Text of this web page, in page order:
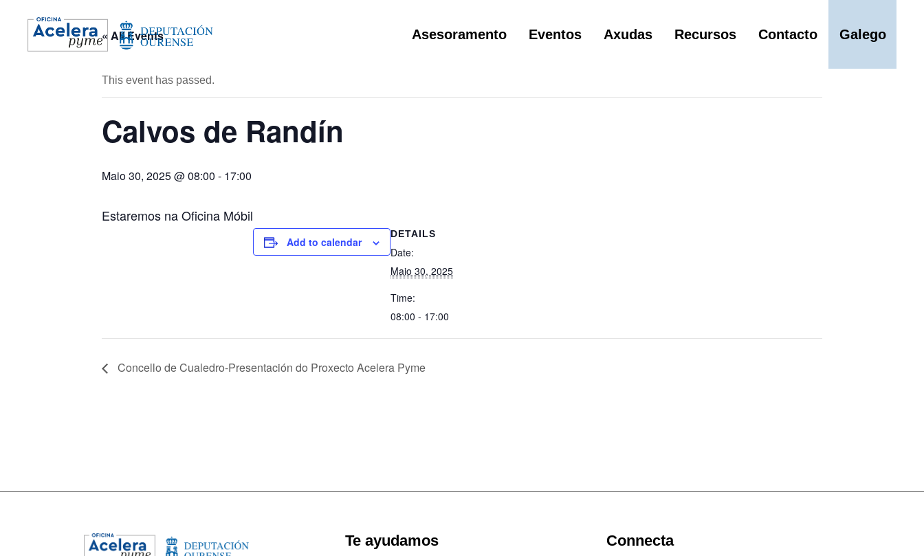
Asesoramento Eventos Axudas Recursos Contacto Galego
« All Events
This event has passed.
Calvos de Randín
Maio 30, 2025 @ 08:00 - 17:00
Estaremos na Oficina Móbil
Add to calendar
DETAILS
Date:
Maio 30, 2025
Time:
08:00 - 17:00
Concello de Cualedro-Presentación do Proxecto Acelera Pyme
Te ayudamos Connecta